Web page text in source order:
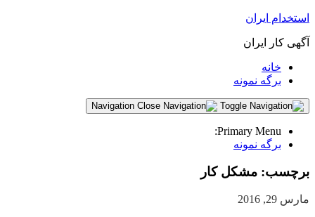
استخدام ایران
آگهی کار ایران
خانه
برگه نمونه
Primary Menu:
برگه نمونه
برچسب: مشکل کار
مارس 29, 2016